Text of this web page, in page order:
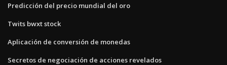
Predicción del precio mundial del oro
Twits bwxt stock
Aplicación de conversión de monedas
Secretos de negociación de acciones revelados